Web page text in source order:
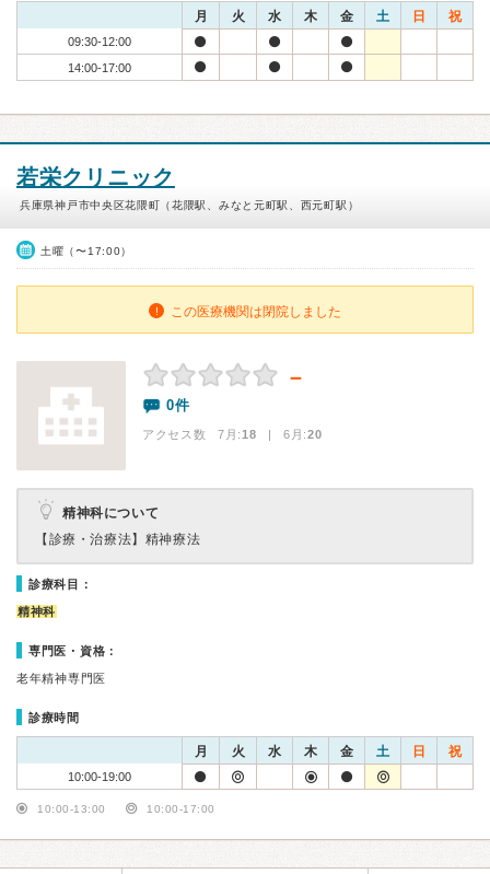
月 火 水 木 金 土 日 祝
09:30-12:00
14:00-17:00
若栄クリニック
兵庫県神戸市中央区花隈町（花隈駅、みなと元町駅、西元町駅）
土曜（〜17:00）
この医療機関は閉院しました
－
0件
アクセス数 7月:18 | 6月:20
精神科について
【診療・治療法】 精神療法
診療科目：
精神科
専門医・資格：
老年精神専門医
診療時間
月 火 水 木 金 土 日 祝
10:00-19:00
10:00-13:00 10:00-17:00